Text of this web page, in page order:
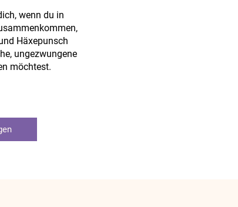
wenn du in
Häxepunsch
ungezwungene
möchtest.